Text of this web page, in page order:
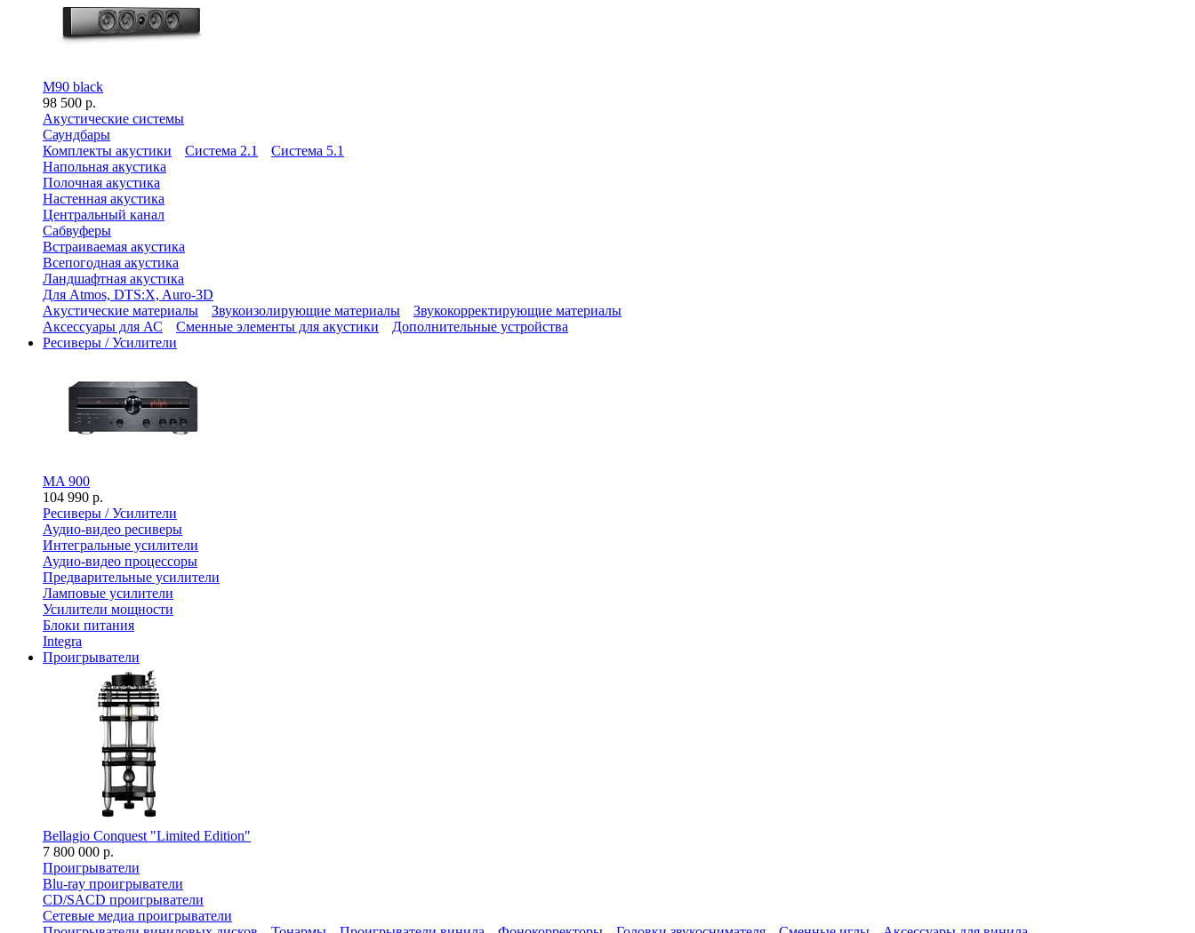
M90 black
98 500 р.
Акустические системы
Саундбары
Комплекты акустики
Система 2.1
Система 5.1
Напольная акустика
Полочная акустика
Настенная акустика
Центральный канал
Сабвуферы
Встраиваемая акустика
Всепогодная акустика
Ландшафтная акустика
Для Atmos, DTS:X, Auro-3D
Акустические материалы
Звукоизолирующие материалы
Звукокорректирующие материалы
Аксессуары для АС
Сменные элементы для акустики
Дополнительные устройства
Ресиверы / Усилители
MA 900
104 990 р.
Ресиверы / Усилители
Аудио-видео ресиверы
Интегральные усилители
Аудио-видео процессоры
Предварительные усилители
Ламповые усилители
Усилители мощности
Блоки питания
Integra
Проигрыватели
Bellagio Conquest "Limited Edition"
7 800 000 р.
Проигрыватели
Blu-ray проигрыватели
CD/SACD проигрыватели
Сетевые медиа проигрыватели